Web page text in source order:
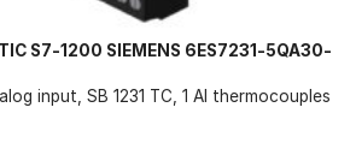
S7-1200 SIEMENS 6ES7231-5QA30-
input, SB 1231 TC, 1 AI thermocouples